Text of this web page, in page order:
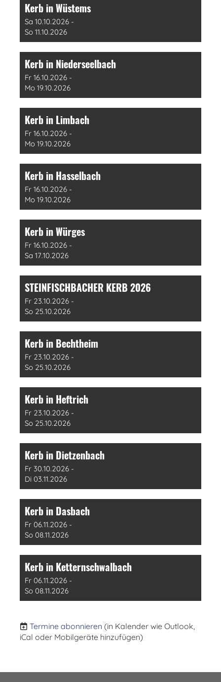
Kerb in Wüstems
Sa 10.10.2026 -
So 11.10.2026
Kerb in Niederseelbach
Fr 16.10.2026 -
Mo 19.10.2026
Kerb in Limbach
Fr 16.10.2026 -
Mo 19.10.2026
Kerb in Hasselbach
Fr 16.10.2026 -
Mo 19.10.2026
Kerb in Würges
Fr 16.10.2026 -
Sa 17.10.2026
STEINFISCHBACHER KERB 2026
Fr 23.10.2026 -
So 25.10.2026
Kerb in Bechtheim
Fr 23.10.2026 -
So 25.10.2026
Kerb in Heftrich
Fr 23.10.2026 -
So 25.10.2026
Kerb in Dietzenbach
Fr 30.10.2026 -
Di 03.11.2026
Kerb in Dasbach
Fr 06.11.2026 -
So 08.11.2026
Kerb in Ketternschwalbach
Fr 06.11.2026 -
So 08.11.2026
Termine abonnieren (in Kalender wie Outlook,
iCal oder Mobilgeräte hinzufügen)